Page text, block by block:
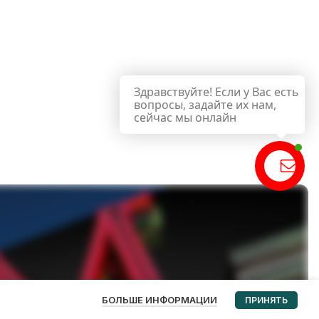
БОЛЬШЕ ИНФОРМАЦИИ ПРИНЯТЬ
Здравствуйте! Если у Вас есть
вопросы, задайте их нам,
сейчас мы онлайн